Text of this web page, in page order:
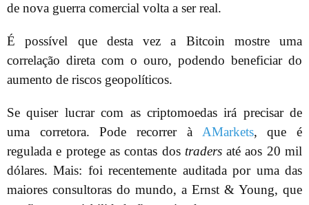
de nova guerra comercial volta a ser real.
É possível que desta vez a Bitcoin mostre uma
correlação direta com o ouro, podendo beneficiar do
aumento de riscos geopolíticos.
Se quiser lucrar com as criptomoedas irá precisar de
uma corretora. Pode recorrer à AMarkets, que é
regulada e protege as contas dos tradersaté aos 20 mil
dólares. Mais: foi recentemente auditada por uma das
maiores consultoras do mundo, a Ernst & Young, que